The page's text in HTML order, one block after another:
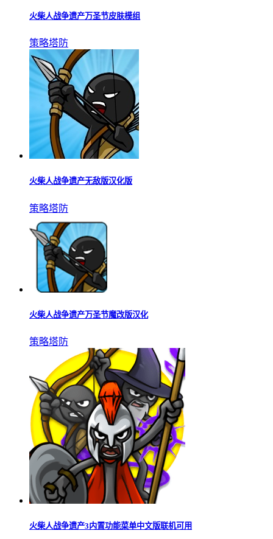
火柴人战争遗产万圣节皮肤模组
策略塔防
火柴人战争遗产无敌版汉化版
策略塔防
火柴人战争遗产万圣节魔改版汉化
策略塔防
火柴人战争遗产3内置功能菜单中文版联机可用